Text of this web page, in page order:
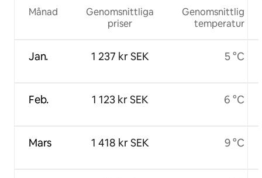
Månad
Jan.
Feb.
Mars
Genomsnittliga
priser
1 237 kr SEK
1 123 kr SEK
1 418 kr SEK
Genomsnittlig
temperatur
5 °C
6 °C
9 °C